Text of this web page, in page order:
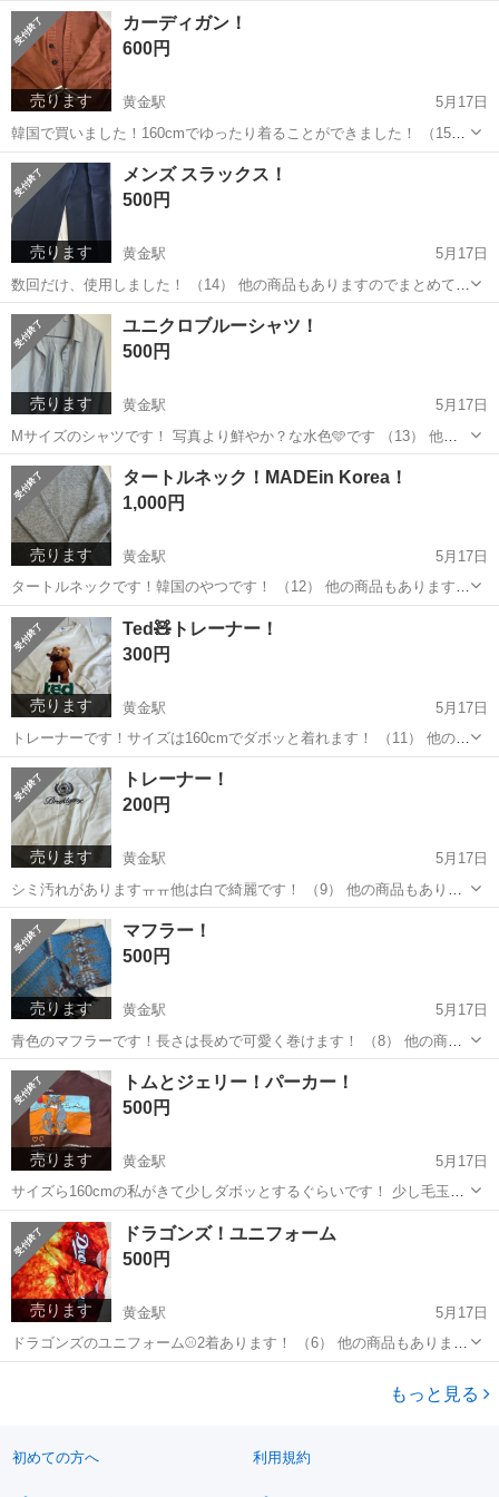
でまとめて購入していただける方は （）内の番号と共に連絡いただけ
ると助かります！！
愛知 名古屋市 黄金駅
売ります
カーディガン！
600円
黄金駅
5月17日
韓国で買いました！160cmでゆったり着ることができました！ （15）
他の商品もありますのでまとめて購入していただける方は （）内の番
号と共に連絡いただけると助かります！！
愛知 名古屋市 黄金駅 カーディガン
売ります
メンズ スラックス！
500円
黄金駅
5月17日
数回だけ、使用しました！ （14） 他の商品もありますのでまとめて購
入していただける方は （）内の番号と共に連絡いただけると助かりま
す！！
愛知 名古屋市 黄金駅
売ります
ユニクロブルーシャツ！
500円
黄金駅
5月17日
Mサイズのシャツです！ 写真より鮮やか？な水色🩵です （13） 他の
商品もありますのでまとめて購入していただける方は （）内の番号と
共に連絡いただけると助かります！！
愛知 名古屋市 黄金駅 シャツ
売ります
タートルネック！MADEin Korea！
1,000円
黄金駅
5月17日
タートルネックです！韓国のやつです！ （12） 他の商品もありますの
でまとめて購入していただける方は （）内の番号と共に連絡いただけ
ると助かります！！
愛知 名古屋市 黄金駅 セーター
売ります
Ted🧸トレーナー！
300円
黄金駅
5月17日
トレーナーです！サイズは160cmでダボッと着れます！ （11） 他の商
品もありますのでまとめて購入していただける方は （）内の番号と共
に連絡いただけると助かります！！
愛知 名古屋市 黄金駅
売ります
トレーナー！
200円
黄金駅
5月17日
シミ汚れがありますㅠㅠ他は白で綺麗です！ （9） 他の商品もありま
すのでまとめて購入していただける方は （）内の番号と共に連絡いた
だけると助かります！！
愛知 名古屋市
売ります
マフラー！
500円
黄金駅
5月17日
青色のマフラーです！長さは長めで可愛く巻けます！ （8） 他の商品
もありますのでまとめて購入していただける方は （）内の番号と共に
連絡いただけると助かります！！
愛知 名古屋市
売ります
トムとジェリー！パーカー！
500円
黄金駅
5月17日
サイズら160cmの私がきて少しダボッとするぐらいです！ 少し毛玉が
あります……ㅠㅠ （7） 他の商品もありますのでまとめて購入してい
ただける方は （）内の番号と共に連絡いただけると助かります！！
愛知 名古屋市 黄金駅
売ります
ドラゴンズ！ユニフォーム
500円
黄金駅
5月17日
ドラゴンズのユニフォーム⚾️2着あります！ （6） 他の商品もあります
のでまとめて購入していただける方は （）内の番号と共に連絡いただ
もっと見る
初めての方へ 利用規約